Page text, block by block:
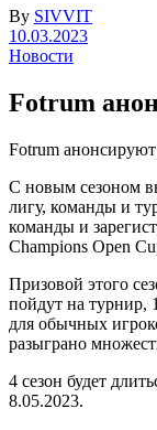
By SIVVIT
10.03.2023
Новости
Fotrum
Fotrum
С новым сезоном
лигу, команды и
команды и
Champions Open
Призовой этого
пойдут на турнир,
для обычных
разыграно
4 сезон будет
8.05.2023.